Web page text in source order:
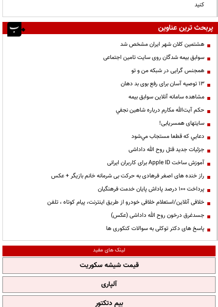
کنید
پربحث ترین عناوین
هشتمین کلان شهر ایران مشخص شد
سوابق بیمه شدگان روی سایت تامین اجتماعی
همجنس گرایی در شبکه من و تو
13 توصیه آسان برای رفع بوی بد دهان
مشاهده سامانه آنلاين سوابق بیمه
حكم آيت‌الله مكارم درباره شاهين نجفي
سایتهای همسریابی!
دعايي كه قطعا مستجاب مي‌شود
جزئیات جدید قتل روح الله داداشی
آموزش ساخت Apple ID برای کاربران ایرانی
راز خنده های اصغر فرهادی به حرکت بی شرمانه خانم بازیگر + عکس
پرداخت ۱۰۰ درصد پاداش پایان خدمت فرهنگیان
خلافی آنلاین/استعلام خلافی خودرو از طریق اینترنت، پیام کوتاه ، تلفن
جسدغرق درخون روح الله داداشی (عکس)
پاسخ های دکتر توکلی به سوالات کنکوری ها
لینک های مفید
قیمت شیشه سکوریت
آلپاری
بیم دتکتور